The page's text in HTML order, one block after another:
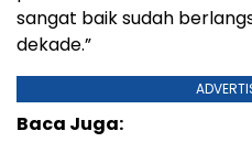
sangat baik sudah
dekade.”
Baca Juga: